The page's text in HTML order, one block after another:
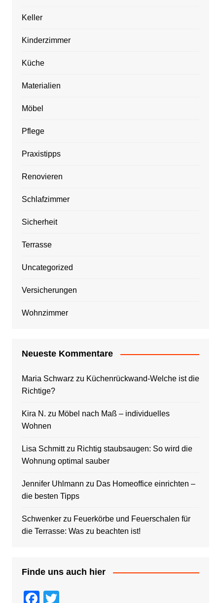
Keller
Kinderzimmer
Küche
Materialien
Möbel
Pflege
Praxistipps
Renovieren
Schlafzimmer
Sicherheit
Terrasse
Uncategorized
Versicherungen
Wohnzimmer
Neueste Kommentare
Maria Schwarz zu Küchenrückwand-Welche ist die
Richtige?
Kira N. zu Möbel nach Maß – individuelles
Wohnen
Lisa Schmittzu Richtig staubsaugen: So wird die
Wohnung optimal sauber
Jennifer Uhlmann zu Das Homeoffice einrichten –
die besten Tipps
Schwenkerzu Feuerkörbe und Feuerschalen für
die Terrasse: Was zu beachten ist!
Finde uns auch hier
F